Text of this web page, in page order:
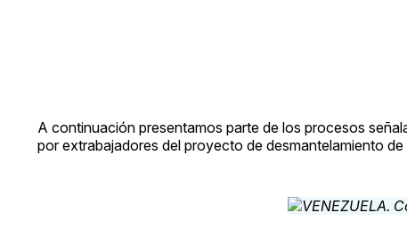
A continuación presentamos parte de los procesos
por extrabajadores del proyecto de desmantelamiento